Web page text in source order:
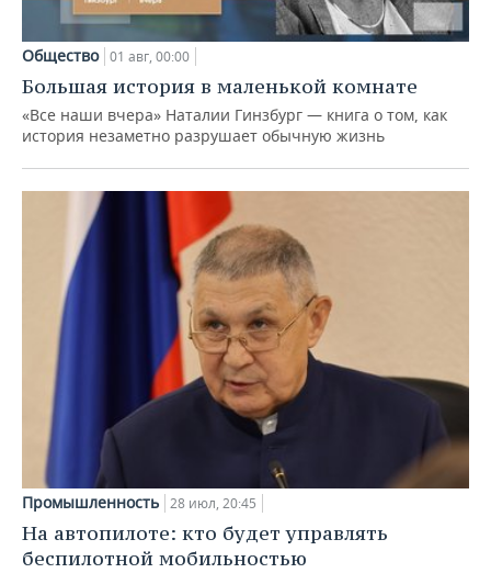
Общество 01 авг, 00:00
Большая история в маленькой комнате
«Все наши вчера» Наталии Гинзбург — книга о том, как
история незаметно разрушает обычную жизнь
Промышленность 28 июл, 20:45
На автопилоте: кто будет управлять
беспилотной мобильностью